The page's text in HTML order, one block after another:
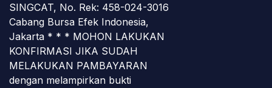
SINGCAT, No. Rek: 458-024-3016
Cabang Bursa Efek Indonesia,
Jakarta * * * MOHON LAKUKAN
KONFIRMASI JIKA SUDAH
MELAKUKAN PAMBAYARAN
dengan melampirkan bukti